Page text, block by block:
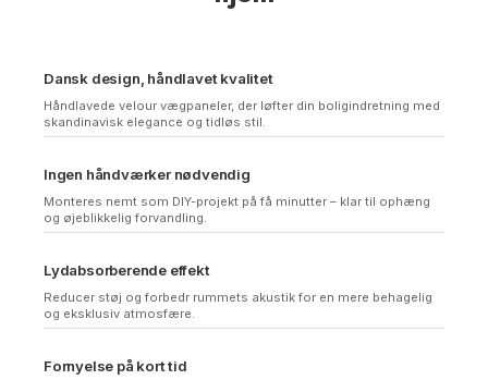
Dansk design, håndlavet kvalitet
Håndlavede velour vægpaneler, der løfter din boligindretning med
skandinavisk elegance og tidløs stil.
Ingen håndværker nødvendig
Monteres nemt som DIY-projekt på få minutter – klar til ophæng
og øjeblikkelig forvandling.
Lydabsorberende effekt
Reducer støj og forbedr rummets akustik for en mere behagelig
og eksklusiv atmosfære.
Fornyelse på kort tid